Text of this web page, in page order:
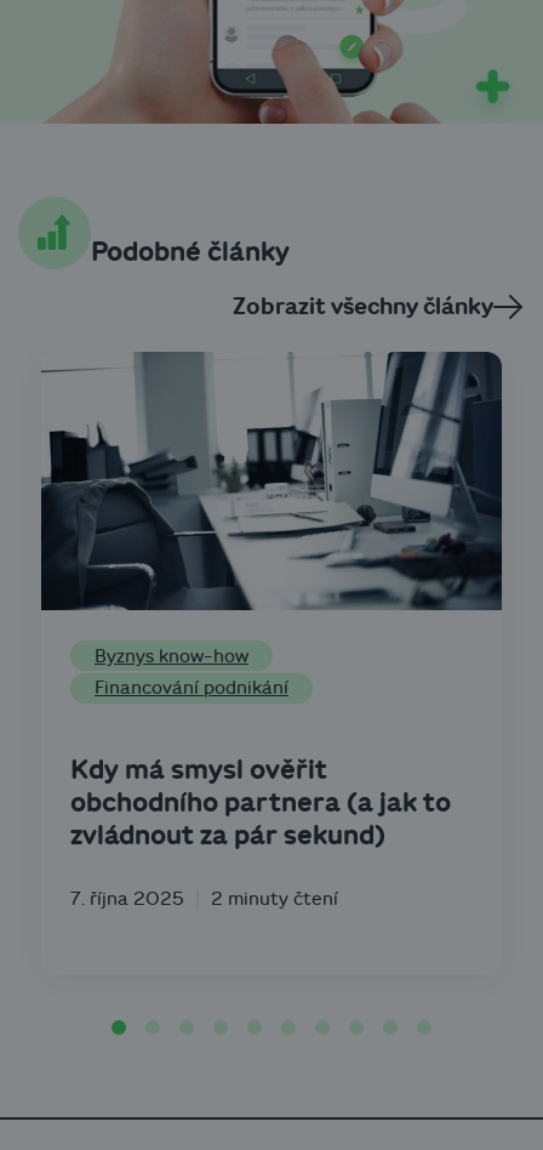
Podobné články
Zobrazit všechny články
Byznys know-how
Financování podnikání
Kdy má smysl ověřit
obchodního partnera (a jak to
zvládnout za pár sekund)
7. října 2025 2 minuty čtení